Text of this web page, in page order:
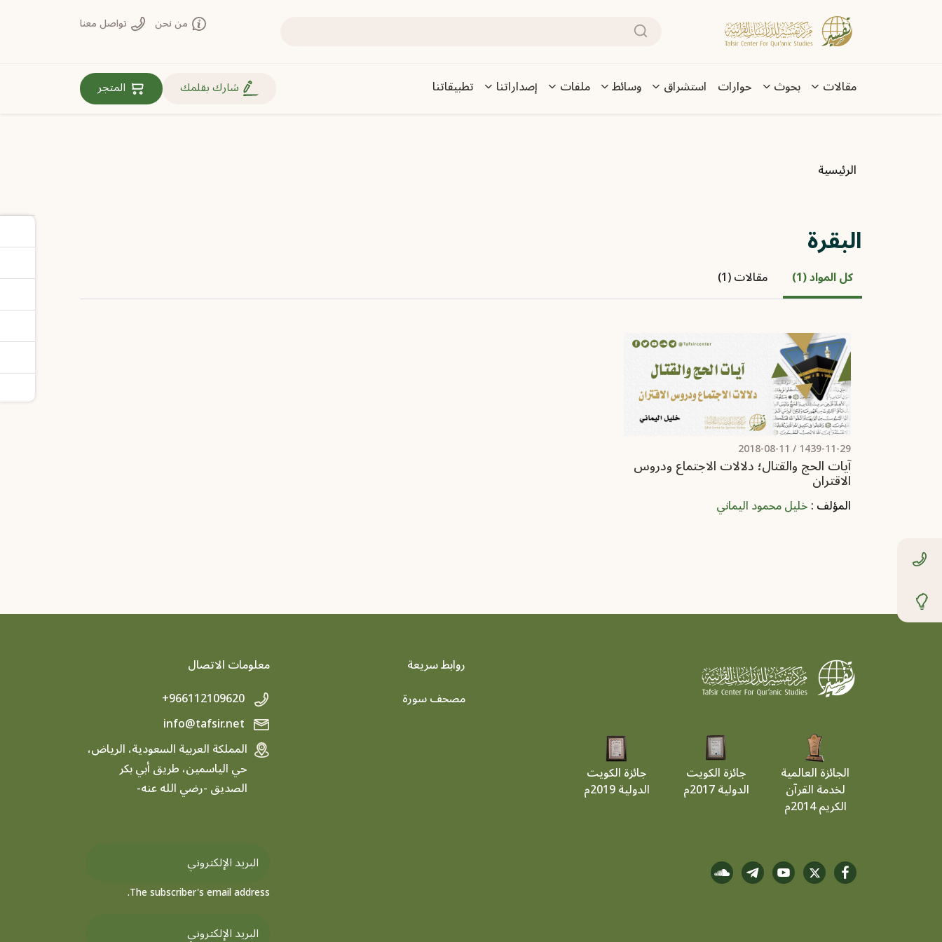
تجاوز إلى المحتوى الرئيسي
بحث من نحن تواصل معنا
Main navigation
مقالات بحوث حوارات استشراق وسائط ملفات إصداراتنا تطبيقاتنا روابط مهمة
شارك بقلمك المتجر
مسار التنقل
الرئيسية
البقرة
كل المواد (1) مقالات (1)
1439-11-29 /
2018-08-11
آيات الحج والقتال؛ دلالات الاجتماع ودروس
الاقتران
المؤلف :خليل محمود اليماني
الجائزة العالمية
لخدمة القرآن
الكريم 2014م
جائزة الكويت
الدولية 2017م
جائزة الكويت
الدولية 2019م
روابط سريعة
footer menu
مصحف سورة
معلومات الاتصال
+966112109620
المملكة العربية السعودية، الرياض،
حي الياسمين، طريق أبي بكر
الصديق -رضي الله عنه-
The subscriber's email address.